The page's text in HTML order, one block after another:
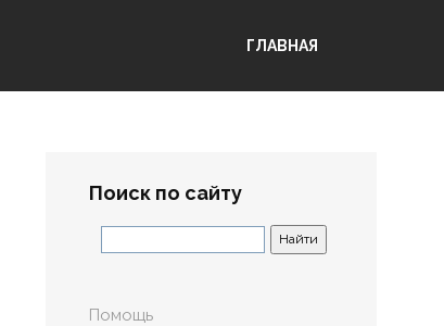
ГЛАВНАЯ
Поиск по сайту
Помощь